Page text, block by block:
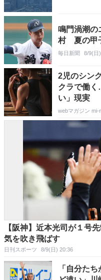
鳴門渦潮の
村 夏の甲
毎日新聞 8/9(日
2児のシン
クラで働
い」現実
webマガジン mi-
【阪神】近本光司が１号
気を吹き飛ばす
日刊スポーツ 8/9(日) 20:36
「自分た